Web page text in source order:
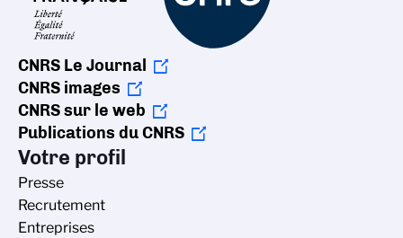
CNRS Le Journal
CNRS images
CNRS sur le web
Publications du CNRS
Votre profil
Presse
Recrutement
Entreprises